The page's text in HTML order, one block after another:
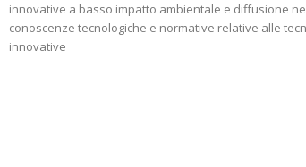
innovative a basso impatto ambientale e diffusione
conoscenze tecnologiche e normative relative alle
innovative